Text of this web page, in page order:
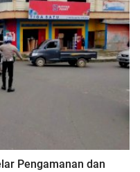
Pengamanan dan